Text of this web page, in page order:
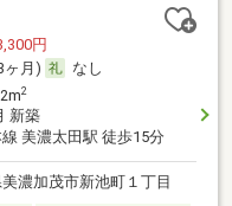
円
ヶ月)
なし
2
新築
美濃太田駅 徒歩15分
濃加茂市新池町１丁目